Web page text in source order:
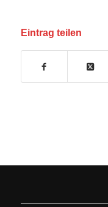
Eintrag teilen